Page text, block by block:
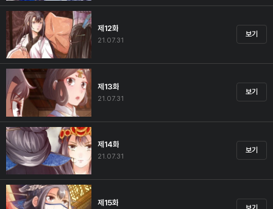
제12화
21.07.31
보기
제13화
21.07.31
보기
제14화
21.07.31
보기
제15화